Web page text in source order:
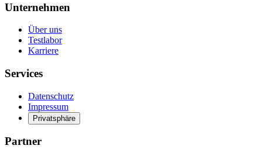
Unternehmen
Über uns
Testlabor
Karriere
Services
Datenschutz
Impressum
Privatsphäre
Partner